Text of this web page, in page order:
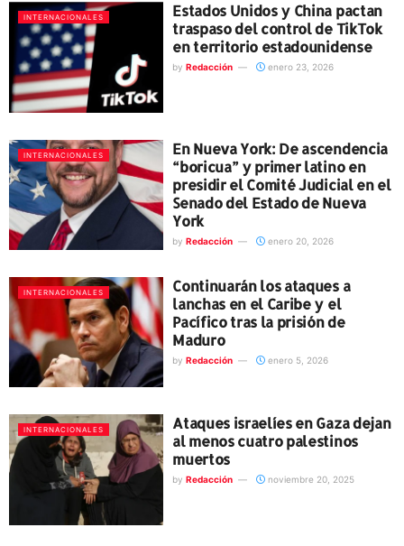
INTERNACIONALES
Estados Unidos y China pactan
traspaso del control de TikTok
en territorio estadounidense
by Redacción enero 23, 2026
INTERNACIONALES
En Nueva York: De ascendencia
“boricua” y primer latino en
presidir el Comité Judicial en el
Senado del Estado de Nueva
York
by Redacción enero 20, 2026
INTERNACIONALES
Continuarán los ataques a
lanchas en el Caribe y el
Pacífico tras la prisión de
Maduro
by Redacción enero 5, 2026
INTERNACIONALES
Ataques israelíes en Gaza dejan
al menos cuatro palestinos
muertos
by Redacción noviembre 20, 2025